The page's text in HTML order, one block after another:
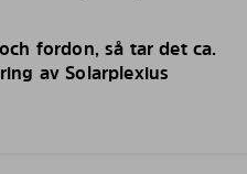
fordon, så tar det ca.
av Solarplexius